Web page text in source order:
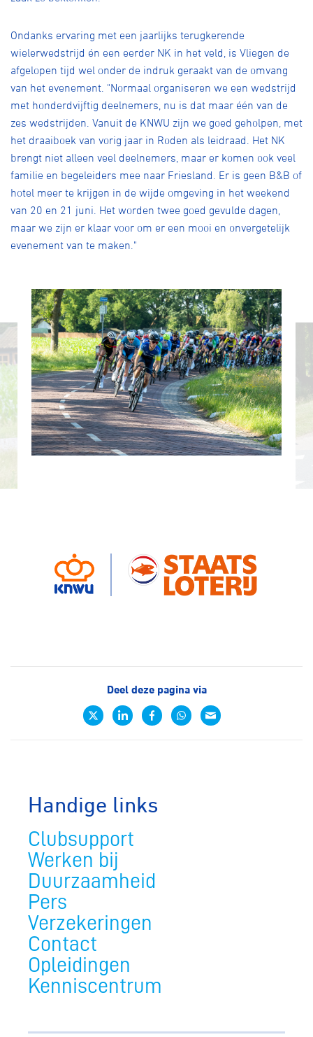
Ondanks ervaring met een jaarlijks terugkerende
wielerwedstrijd én een eerder NK in het veld, is Vliegen de
afgelopen tijd wel onder de indruk geraakt van de omvang
van het evenement. "Normaal organiseren we een wedstrijd
met honderdvijftig deelnemers, nu is dat maar één van de
zes wedstrijden. Vanuit de KNWU zijn we goed geholpen, met
het draaiboek van vorig jaar in Roden als leidraad. Het NK
brengt niet alleen veel deelnemers, maar er komen ook veel
familie en begeleiders mee naar Friesland. Er is geen B&B of
hotel meer te krijgen in de wijde omgeving in het weekend
van 20 en 21 juni. Het worden twee goed gevulde dagen,
maar we zijn er klaar voor om er een mooi en onvergetelijk
evenement van te maken."
Deel deze pagina via
Handige links
Clubsupport
Werken bij
Duurzaamheid
Pers
Verzekeringen
Contact
Opleidingen
Kenniscentrum